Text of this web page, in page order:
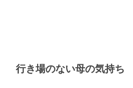
行き場のない母の気持ち